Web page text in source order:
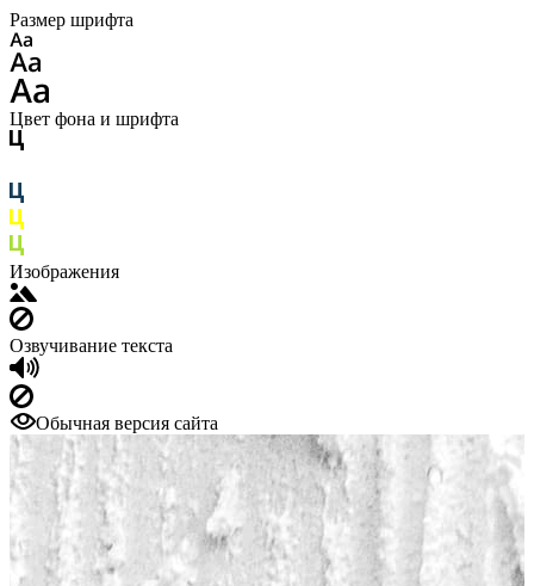
Размер шрифта
Цвет фона и шрифта
Изображения
Озвучивание текста
Обычная версия сайта